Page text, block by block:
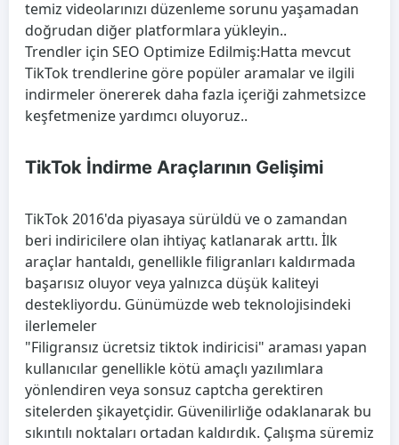
temiz videolarınızı düzenleme sorunu yaşamadan
doğrudan diğer platformlara yükleyin..
Trendler için SEO Optimize Edilmiş:Hatta mevcut
TikTok trendlerine göre popüler aramalar ve ilgili
indirmeler önererek daha fazla içeriği zahmetsizce
keşfetmenize yardımcı oluyoruz..
TikTok İndirme Araçlarının Gelişimi
TikTok 2016'da piyasaya sürüldü ve o zamandan
beri indiricilere olan ihtiyaç katlanarak arttı. İlk
araçlar hantaldı, genellikle filigranları kaldırmada
başarısız oluyor veya yalnızca düşük kaliteyi
destekliyordu. Günümüzde web teknolojisindeki
ilerlemeler
"Filigransız ücretsiz tiktok indiricisi" araması yapan
kullanıcılar genellikle kötü amaçlı yazılımlara
yönlendiren veya sonsuz captcha gerektiren
sitelerden şikayetçidir. Güvenilirliğe odaklanarak bu
sıkıntılı noktaları ortadan kaldırdık. Çalışma süremiz